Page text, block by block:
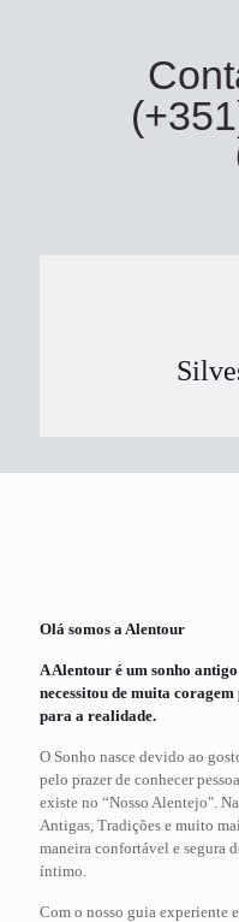
Olá somos a Alentour
A Alentour é um sonho
necessitou de muita
para a realidade.
O Sonho nasce devido ao
pelo prazer de conhecer
existe no “Nosso Alentejo".
Antigas, Tradições e muito
maneira confortável e segura
íntimo.
Com o nosso guia experiente